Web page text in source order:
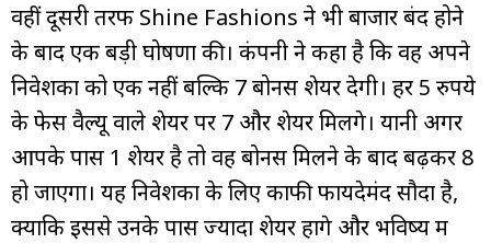
वहीं दूसरी तरफ Shine Fashions ने भी बाजार बंद होने
के बाद एक बड़ी घोषणा की। कंपनी ने कहा है कि वह अपने
निवेशकों को एक नहीं बल्कि 7 बोनस शेयर देगी। हर 5 रुपये
के फेस वैल्यू वाले शेयर पर 7 और शेयर मिलेंगे। यानी अगर
आपके पास 1 शेयर है तो वह बोनस मिलने के बाद बढ़कर 8
हो जाएगा। यह निवेशकों के लिए काफी फायदेमंद सौदा है,
क्योंकि इससे उनके पास ज्यादा शेयर होंगे और भविष्य में